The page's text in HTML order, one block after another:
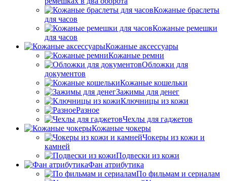
Кожаные браслеты
для часов
Кожаные ремешки
для часов
Кожаные аксессуары
Кожаные ремни
Обложки для
документов
Кожаные кошельки
Зажимы для денег
Ключницы из кожи
Разное
Чехлы для гаджетов
Кожаные чокеры
Чокеры из кожи и
камней
Подвески из кожи
Фан атрибутика
По фильмам и сериалам